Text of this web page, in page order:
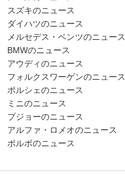
スズキのニュース
ダイハツのニュース
メルセデス・ベンツのニュース
BMWのニュース
アウディのニュース
フォルクスワーゲンのニュース
ポルシェのニュース
ミニのニュース
プジョーのニュース
アルファ・ロメオのニュース
ボルボのニュース